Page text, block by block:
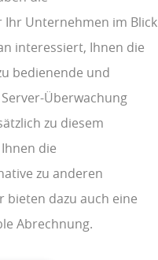
Unternehmen im Blick
interessiert, Ihnen die
bedienende und
Überwachung
zu diesem
die
zu anderen
bieten dazu auch eine
Abrechnung.